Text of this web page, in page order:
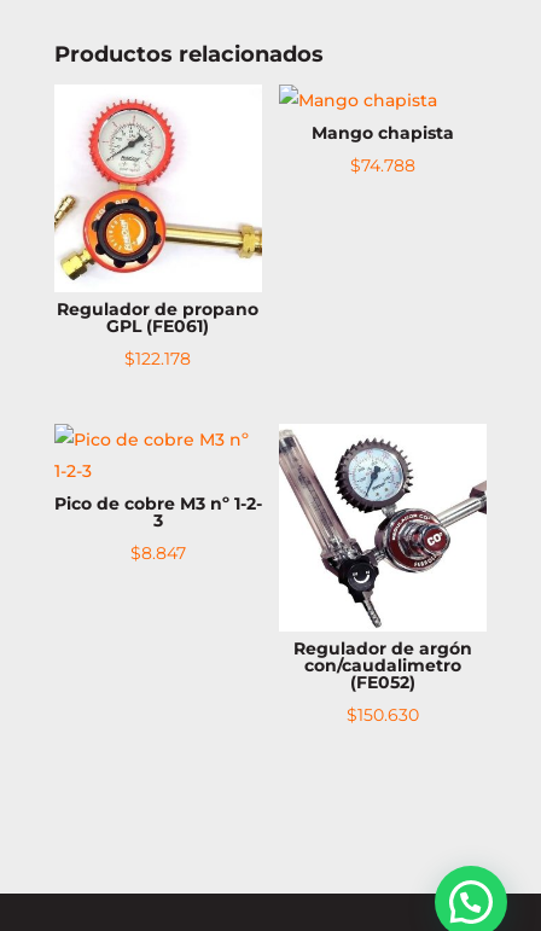
Productos relacionados
Regulador de propano
GPL (FE061)
$122.178
Mango chapista
$74.788
Pico de cobre M3 nº 1-2-
3
$8.847
Regulador de argón
con/caudalimetro
(FE052)
$150.630